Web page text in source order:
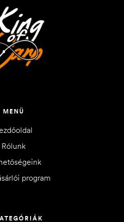
MENÜ
Rólunk
program